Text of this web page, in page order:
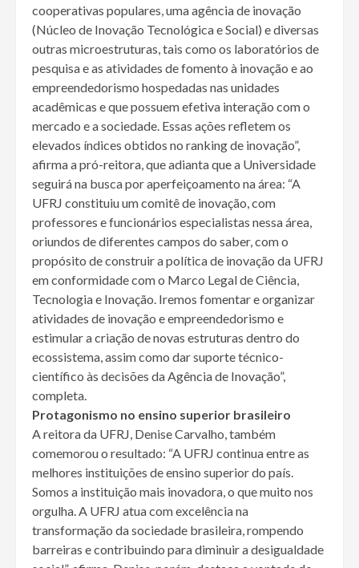
cooperativas populares, uma agência de inovação
(Núcleo de Inovação Tecnológica e Social) e diversas
outras microestruturas, tais como os laboratórios de
pesquisa e as atividades de fomento à inovação e ao
empreendedorismo hospedadas nas unidades
acadêmicas e que possuem efetiva interação com o
mercado e a sociedade. Essas ações refletem os
elevados índices obtidos no ranking de inovação”,
afirma a pró-reitora, que adianta que a Universidade
seguirá na busca por aperfeiçoamento na área: “A
UFRJ constituiu um comitê de inovação, com
professores e funcionários especialistas nessa área,
oriundos de diferentes campos do saber, com o
propósito de construir a política de inovação da UFRJ
em conformidade com o Marco Legal de Ciência,
Tecnologia e Inovação. Iremos fomentar e organizar
atividades de inovação e empreendedorismo e
estimular a criação de novas estruturas dentro do
ecossistema, assim como dar suporte técnico-
científico às decisões da Agência de Inovação”,
completa.
Protagonismo no ensino superior brasileiro
A reitora da UFRJ, Denise Carvalho, também
comemorou o resultado: “A UFRJ continua entre as
melhores instituições de ensino superior do país.
Somos a instituição mais inovadora, o que muito nos
orgulha. A UFRJ atua com excelência na
transformação da sociedade brasileira, rompendo
barreiras e contribuindo para diminuir a desigualdade